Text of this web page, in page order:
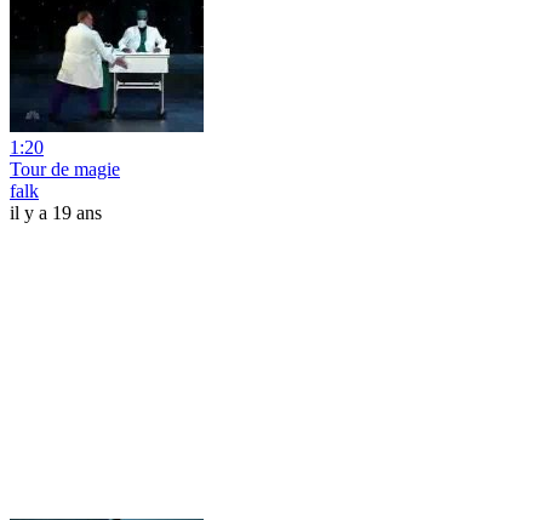
1:20
Tour de magie
falk
il y a 19 ans